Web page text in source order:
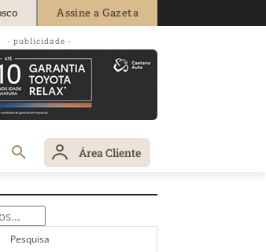
Assine a Gazeta
- publicidade -
Área Cliente
Pesquisa